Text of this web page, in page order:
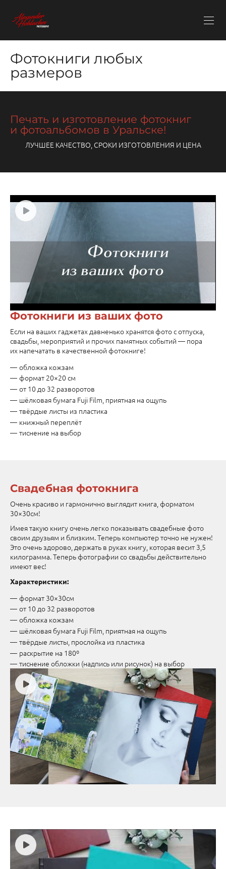
Фотокниги любых
размеров
Печать и изготовление фотокниг
и фотоальбомов в Уральске!
ЛУЧШЕЕ КАЧЕСТВО, СРОКИ ИЗГОТОВЛЕНИЯ И ЦЕНА
Фотокниги из ваших фото
Если на ваших гаджетах давненько хранятся фото с отпуска,
свадьбы, мероприятий и прочих памятных событий — пора
их напечатать в качественной фотокниге!
обложка кожзам
формат 20×20 см
от 10 до 32 разворотов
шёлковая бумага Fuji Film, приятная на ощупь
твёрдые листы из пластика
книжный переплёт
тиснение на выбор
Свадебная фотокнига
Очень красиво и гармонично выглядит книга, форматом
30×30см!
Имея такую книгу очень легко показывать свадебные фото
своим друзьям и близким. Теперь компьютер точно не нужен!
Это очень здорово, держать в руках книгу, которая весит 3,5
килограмма. Теперь фотографии со свадьбы действительно
имеют вес!
Характеристики:
формат 30×30см
от 10 до 32 разворотов
обложка кожзам
шёлковая бумага Fuji Film, приятная на ощупь
твёрдые листы, прослойка из пластика
раскрытие на 180º
тиснение обложки (надпись или рисунок) на выбор